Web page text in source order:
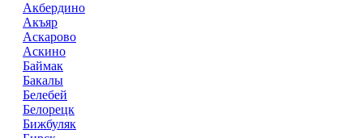
Акбердино
Акъяр
Аскарово
Аскино
Баймак
Бакалы
Белебей
Белорецк
Бижбуляк